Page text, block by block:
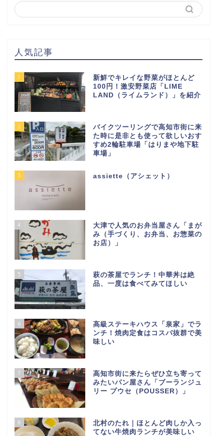
人気記事
1
新鮮でキレイな野菜がほとんど
100円！激安野菜店「LIME
LAND（ライムランド）」を紹介
2
バイクツーリングで高知市街に来
た時に是非とも使って欲しいおす
すめ2輪駐車場「はりまや地下駐
車場」
3 assiette（アシェット）
4
大津で人気のお弁当屋さん「まが
み（手づくり、お弁当、お惣菜の
お店）」
5
萩の茶屋でランチ！中華丼は絶
品、一度は食べてみてほしい
6
高級ステーキハウス「泉家」でラ
ンチ！焼肉定食はコスパ抜群で美
味しい
7
高知市街に来たらぜひ立ち寄って
みたいパン屋さん「ブーランジュ
リー プウセ（POUSSER）」
8
北村のたれ｜ほとんど肉しか入っ
てない牛焼肉ランチが美味しい